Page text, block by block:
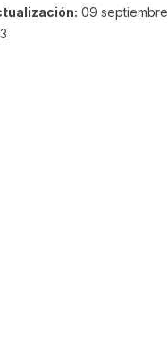
09 septiembre,